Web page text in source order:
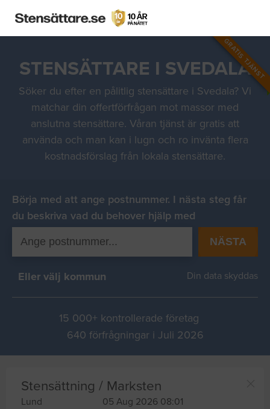
GRATIS TJÄNST
STENSÄTTARE I SVEDALA
Söker du efter en pålitlig stensättare i Svedala? Vi
matchar din offertförfrågan mot massor med
anslutna stensättare. Våran tjänst är gratis att
använda och man kan i lugn och ro invänta flera
kostnadsförslag från lokala stensättare.
Börja med att ange postnummer. I nästa steg får
du beskriva vad du behover hjälp med
NÄSTA
Eller välj kommun Din data skyddas
15 000+ kontrollerade företag
640 förfrågningar i Juli 2026
Stensättning / Marksten
Lund 05 Aug 2026 08:01